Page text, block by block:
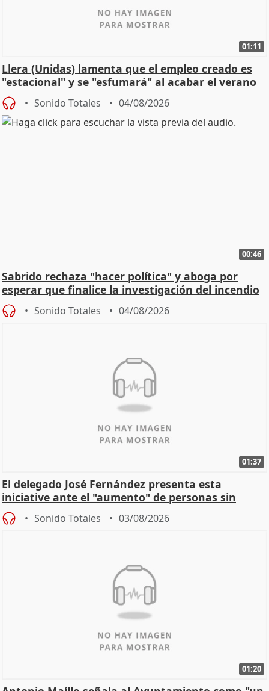
01:11
Llera (Unidas) lamenta que el empleo creado es
"estacional" y se "esfumará" al acabar el verano
Sonido Totales 04/08/2026
00:46
Sabrido rechaza "hacer política" y aboga por
esperar que finalice la investigación del incendio
Sonido Totales 04/08/2026
01:37
El delegado José Fernández presenta esta
iniciative ante el "aumento" de personas sin
hogar en Madri
Sonido Totales 03/08/2026
01:20